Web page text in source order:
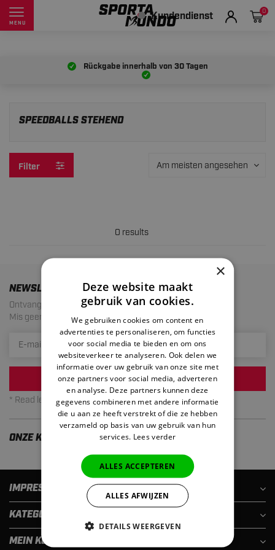
MENU Kundendienst 0
Rückgabe innerhalb von 30 Tagen
SPEEDBALLS STEHEND
Filter Am meisten angesehen
0 results
NEWSLETTER
Ontvang de laatste aanbiedingen en acties!
Mis geen enkele actie meer. Maximaal 1 mail per maand.
INSCHRIJVEN
* Read legal restrictions here
ONZE KLANTEN ZIJN TEVREDEN
IMPRESSUM
KATEGORIEN
MEIN KONTO
×
Deze website maakt
gebruik van cookies.
We gebruiken cookies om content en
advertenties te personaliseren, om functies
voor social media te bieden en om ons
websiteverkeer te analyseren. Ook delen we
informatie over uw gebruik van onze site met
onze partners voor social media, adverteren
en analyse. Deze partners kunnen deze
gegevens combineren met andere informatie
die u aan ze heeft verstrekt of die ze hebben
verzameld op basis van uw gebruik van hun
services. Lees verder
ALLES ACCEPTEREN
ALLES AFWIJZEN
DETAILS WEERGEVEN